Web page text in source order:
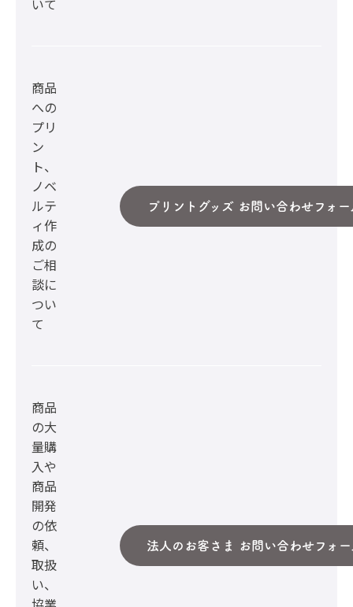
いて
商品
への
プリ
ン
ト、
ノベ
ルテ
ィ作
成の
ご相
談に
つい
て
プリントグッズ お問い合わせフォー
商品
の大
量購
入や
商品
開発
の依
頼、
取扱
い、
法人のお客さま お問い合わせフォー